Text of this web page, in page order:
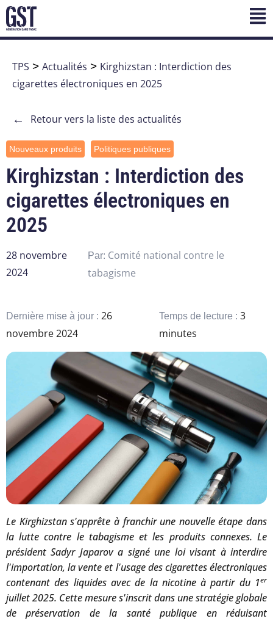
TPS > Actualités > Kirghizstan : Interdiction des
cigarettes électroniques en 2025
← Retour vers la liste des actualités
Nouveaux produits Politiques publiques
Kirghizstan : Interdiction des
cigarettes électroniques en
2025
28 novembre
2024
Par: Comité national contre le
tabagisme
Dernière mise à jour : 26
novembre 2024
Temps de lecture :3
minutes
Le Kirghizstan s'apprête à franchir une nouvelle étape dans
la lutte contre le tabagisme et les produits connexes. Le
président Sadyr Japarov a signé une loi visant à interdire
l'importation, la vente et l'usage des cigarettes électroniques
contenant des liquides avec de la nicotine à partir du 1er
juillet 2025. Cette mesure s'inscrit dans une stratégie globale
de préservation de la santé publique en réduisant